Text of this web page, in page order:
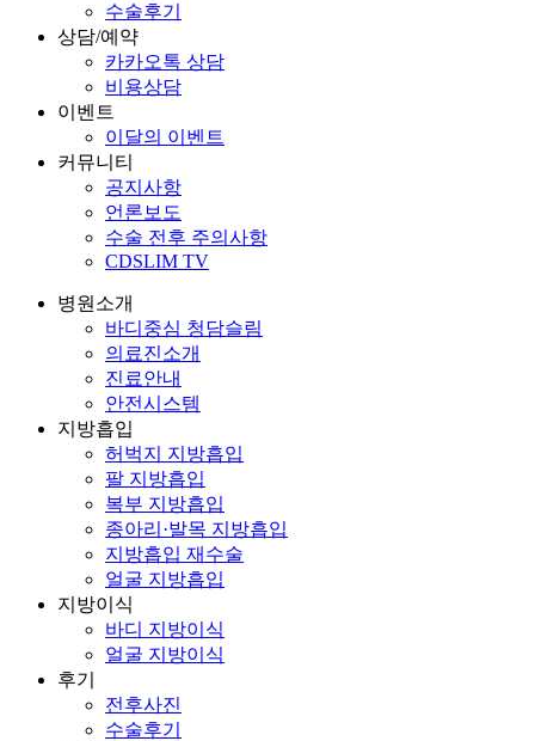
수술후기
상담/예약
카카오톡 상담
비용상담
이벤트
이달의 이벤트
커뮤니티
공지사항
언론보도
수술 전후 주의사항
CDSLIM TV
병원소개
바디중심 청담슬림
의료진소개
진료안내
안전시스템
지방흡입
허벅지 지방흡입
팔 지방흡입
복부 지방흡입
종아리·발목 지방흡입
지방흡입 재수술
얼굴 지방흡입
지방이식
바디 지방이식
얼굴 지방이식
후기
전후사진
수술후기